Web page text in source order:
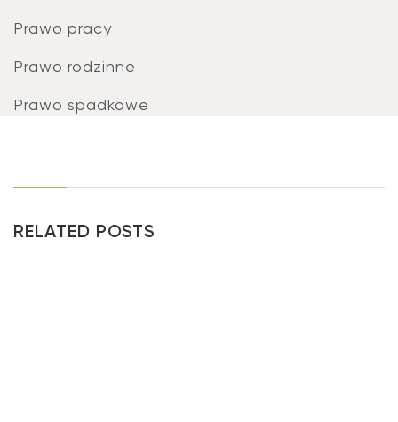
Prawo pracy
Prawo rodzinne
Prawo spadkowe
RELATED POSTS